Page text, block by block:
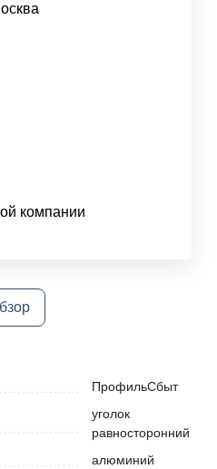
компании
ПрофильСбыт
уголок
равносторонний
алюминий